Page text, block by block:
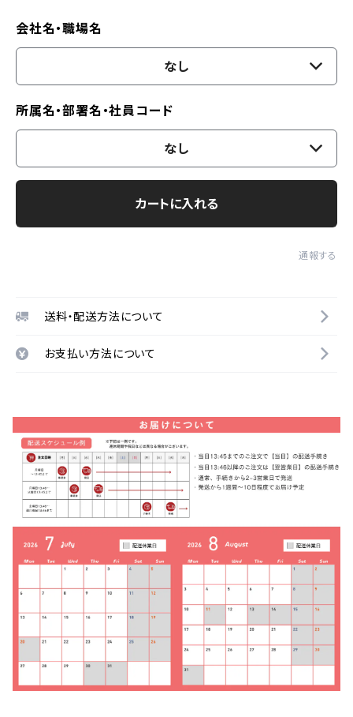
会社名・職場名
なし
所属名・部署名・社員コード
なし
カートに入れる
通報する
送料・配送方法について
お支払い方法について